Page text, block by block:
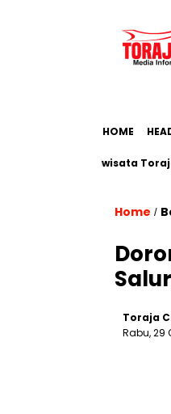
HOME
Pariwisata Toraja di
Home /
Toraja
Rabu, 29